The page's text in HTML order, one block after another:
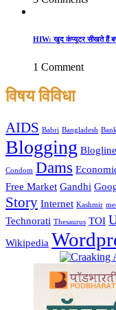
HIW: खुद कंप्यूटर सीखते हैं
1 Comment
विषय विविधा
AIDS Babri Bangladesh
Blogging
Condom Dams
Free Market Gandhi
Story Internet Kashmir
Technorati Thesaurus TOI
Wikipedia